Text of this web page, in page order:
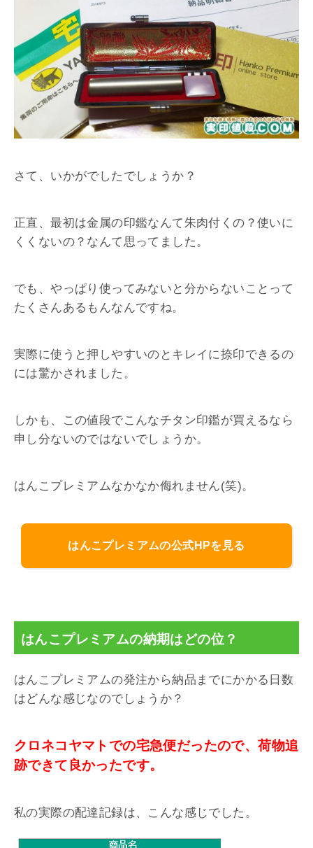
さて、いかがでしたでしょうか？
正直、最初は金属の印鑑なんて朱肉付くの？使いに
くくないの？なんて思ってました。
でも、やっぱり使ってみないと分からないことって
たくさんあるもんなんですね。
実際に使うと押しやすいのとキレイに捺印できるの
には驚かされました。
しかも、この値段でこんなチタン印鑑が買えるなら
申し分ないのではないでしょうか。
はんこプレミアムなかなか侮れません(笑)。
はんこプレミアムの公式HPを見る
はんこプレミアムの納期はどの位？
はんこプレミアムの発注から納品までにかかる日数
はどんな感じなのでしょうか？
クロネコヤマトでの宅急便だったので、荷物追
跡できて良かったです。
私の実際の配達記録は、こんな感じでした。